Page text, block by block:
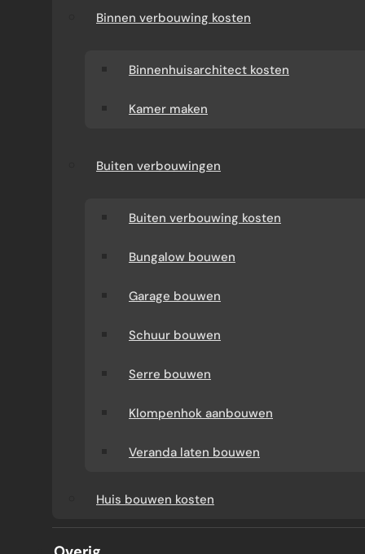
Binnen verbouwing kosten
Binnenhuisarchitect kosten
Kamer maken
Buiten verbouwingen
Buiten verbouwing kosten
Bungalow bouwen
Garage bouwen
Schuur bouwen
Serre bouwen
Klompenhok aanbouwen
Veranda laten bouwen
Huis bouwen kosten
AFWERKING DAKKAPEL
Met de juiste afwerking voorkomt u extra
herstelwerk, warmteverlies en